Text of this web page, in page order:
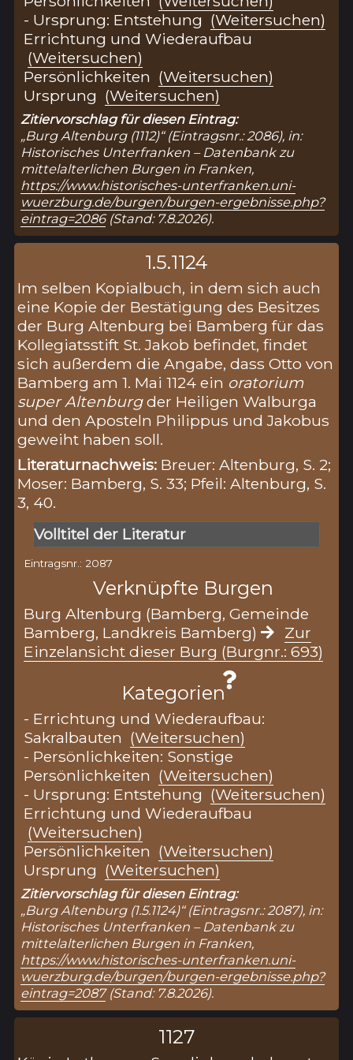
- Ursprung: Entstehung (Weitersuchen)
Errichtung und Wiederaufbau
(Weitersuchen)
Persönlichkeiten (Weitersuchen)
Ursprung (Weitersuchen)
Zitiervorschlag für diesen Eintrag:
„Burg Altenburg (1112)“ (Eintragsnr.: 2086), in:
Historisches Unterfranken – Datenbank zu
mittelalterlichen Burgen in Franken,
https://www.historisches-unterfranken.uni-
wuerzburg.de/burgen/burgen-ergebnisse.php?
eintrag=2086(Stand: 7.8.2026).
1.5.1124
Im selben Kopialbuch, in dem sich auch
eine Kopie der Bestätigung des Besitzes
der Burg Altenburg bei Bamberg für das
Kollegiatsstift St. Jakob befindet, findet
sich außerdem die Angabe, dass Otto von
Bamberg am 1. Mai 1124 ein oratorium
super Altenburgder Heiligen Walburga
und den Aposteln Philippus und Jakobus
geweiht haben soll.
Literaturnachweis: Breuer: Altenburg, S. 2;
Moser: Bamberg, S. 33; Pfeil: Altenburg, S.
3, 40.
Volltitel der Literatur
Eintragsnr.: 2087
Verknüpfte Burgen
Burg Altenburg (Bamberg, Gemeinde
Bamberg, Landkreis Bamberg)
Zur
Einzelansicht dieser Burg (Burgnr.: 693)
Kategorien
- Errichtung und Wiederaufbau:
Sakralbauten (Weitersuchen)
- Persönlichkeiten: Sonstige
Persönlichkeiten (Weitersuchen)
- Ursprung: Entstehung (Weitersuchen)
Errichtung und Wiederaufbau
(Weitersuchen)
Persönlichkeiten (Weitersuchen)
Ursprung (Weitersuchen)
Zitiervorschlag für diesen Eintrag:
„Burg Altenburg (1.5.1124)“ (Eintragsnr.: 2087), in:
Historisches Unterfranken – Datenbank zu
mittelalterlichen Burgen in Franken,
https://www.historisches-unterfranken.uni-
wuerzburg.de/burgen/burgen-ergebnisse.php?
eintrag=2087(Stand: 7.8.2026).
1127